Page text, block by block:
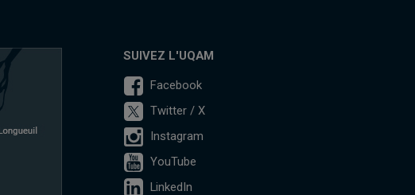
SUIVEZ L'UQAM
Facebook
Twitter / X
Instagram
YouTube
LinkedIn